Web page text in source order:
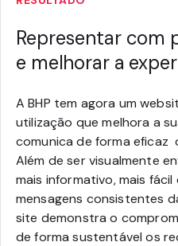
Representar com
e melhorar a
A BHP tem agora um
utilização que melhora a
comunica de forma eficaz
Além de ser visualmente
mais informativo, mais
mensagens consistentes
site demonstra o
de forma sustentável os